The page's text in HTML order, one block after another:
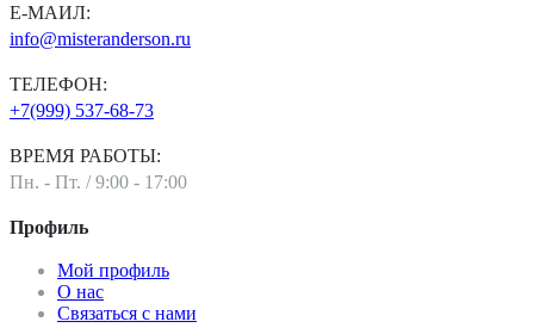
Е-МАИЛ:
info@misteranderson.ru
ТЕЛЕФОН:
+7(999) 537-68-73
ВРЕМЯ РАБОТЫ:
Пн. - Пт. / 9:00 - 17:00
Профиль
Мой профиль
О нас
Связаться с нами